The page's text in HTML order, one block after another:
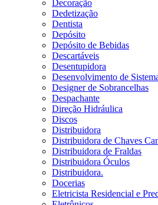
Decoração
Dedetização
Dentista
Depósito
Depósito de Bebidas
Descartáveis
Desentupidora
Desenvolvimento de
Designer de Sobrancelhas
Despachante
Direção Hidráulica
Discos
Distribuidora
Distribuidora de Chaves
Distribuidora de Fraldas
Distribuidora Óculos
Distribuidora.
Docerias
Eletricista Residencial e